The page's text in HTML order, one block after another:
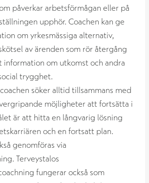
påverkar arbetsförmågan eller på
upphör. Coachen kan ge
om yrkesmässiga alternativ,
av ärenden som rör återgång
om utkomst och andra
trygghet.
söker alltid tillsammans med
möjligheter att fortsätta i
är att hitta en långvarig lösning
och en fortsatt plan.
genomföras via
Terveystalos
fungerar också som